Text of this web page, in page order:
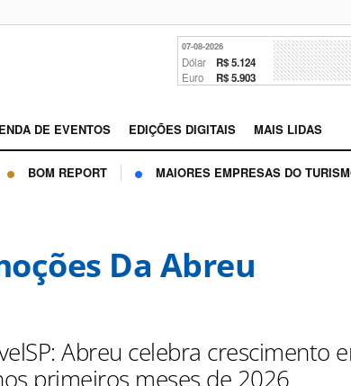
07-08-2026
Dólar R$ 5.124
Euro R$ 5.903
DE EVENTOS EDIÇÕES DIGITAIS MAIS LIDAS
BOM REPORT MAIORES EMPRESAS DO
Da Abreu
Abreu celebra crescimento
primeiros meses de 2026